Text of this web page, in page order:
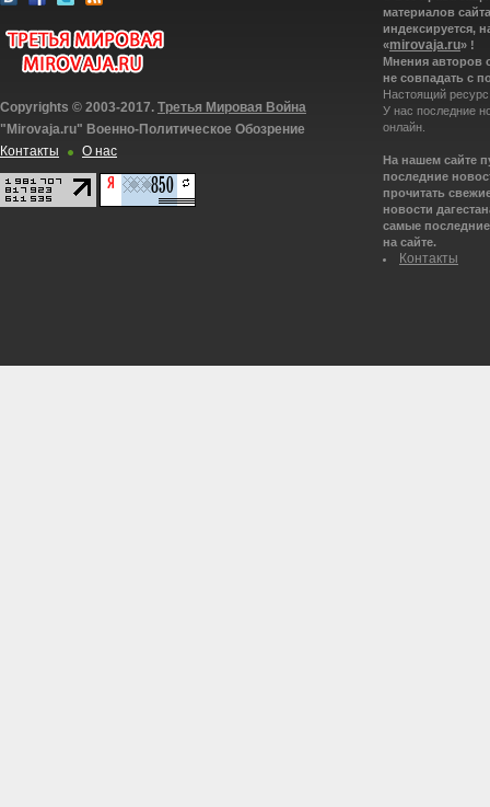
Copyrights © 2003-2017. Третья Мировая Война
"Mirovaja.ru" Военно-Политическое Обозрение
Контакты
О нас
материалов
индексируется,
«mirovaja.ru» !
Мнения авторов
не совпадать с
Настоящий
У нас последние
онлайн.
На нашем сайте
последние
прочитать
новости
самые
на сайте.
Контакты